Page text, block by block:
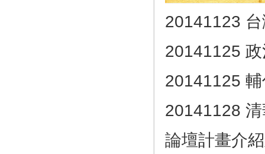
20141123
20141125
20141125
20141128
論壇計畫介